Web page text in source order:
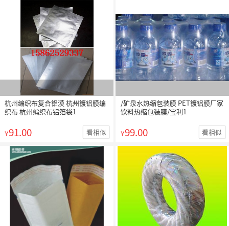
杭州编织布复合铝漠 杭州镀铝膜编
织布 杭州编织布铝箔袋1
¥91.00 看相似
/矿泉水热缩包装膜 PET镀铝膜厂家
饮料热缩包装膜/宝利1
¥99.00 看相似